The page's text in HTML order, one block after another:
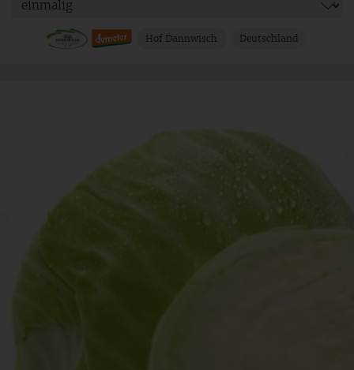
Hof Dannwisch Deutschland